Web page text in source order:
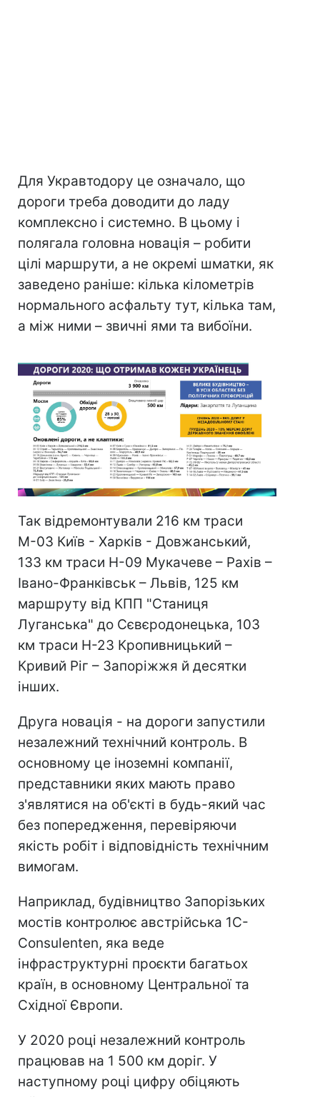
Для Укравтодору це означало, що
дороги треба доводити до ладу
комплексно і системно. В цьому і
полягала головна новація – робити
цілі маршрути, а не окремі шматки, як
заведено раніше: кілька кілометрів
нормального асфальту тут, кілька там,
а між ними – звичні ями та вибоїни.
Так відремонтували 216 км траси
М-03 Київ - Харків - Довжанський,
133 км траси Н-09 Мукачеве – Рахів –
Івано-Франківськ – Львів, 125 км
маршруту від КПП "Станиця
Луганська" до Сєвєродонецька, 103
км траси Н-23 Кропивницький –
Кривий Ріг – Запоріжжя й десятки
інших.
Друга новація - на дороги запустили
незалежний технічний контроль. В
основному це іноземні компанії,
представники яких мають право
з'являтися на об'єкті в будь-який час
без попередження, перевіряючи
якість робіт і відповідність технічним
вимогам.
Наприклад, будівництво Запорізьких
мостів контролює австрійська 1C-
Consulenten, яка веде
інфраструктурні проєкти багатьох
країн, в основному Центральної та
Східної Європи.
У 2020 році незалежний контроль
працював на 1 500 км доріг. У
наступному році цифру обіцяють